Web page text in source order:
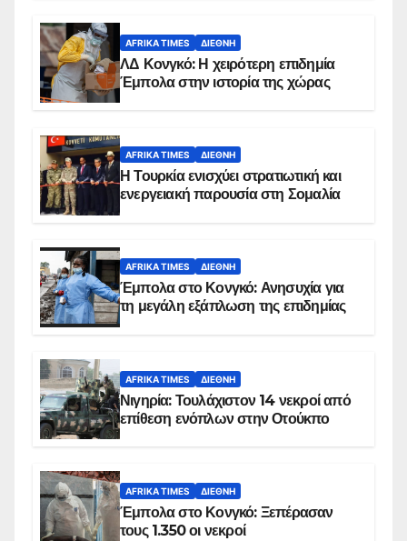
AFRIKA TIMES ΔΙΕΘΝΉ
ΛΔ Κονγκό: Η χειρότερη επιδημία
Έμπολα στην ιστορία της χώρας
AFRIKA TIMES ΔΙΕΘΝΉ
Η Τουρκία ενισχύει στρατιωτική και
ενεργειακή παρουσία στη Σομαλία
AFRIKA TIMES ΔΙΕΘΝΉ
Έμπολα στο Κονγκό: Ανησυχία για
τη μεγάλη εξάπλωση της επιδημίας
AFRIKA TIMES ΔΙΕΘΝΉ
Νιγηρία: Τουλάχιστον 14 νεκροί από
επίθεση ενόπλων στην Οτούκπο
AFRIKA TIMES ΔΙΕΘΝΉ
Έμπολα στο Κονγκό: Ξεπέρασαν
τους 1.350 οι νεκροί